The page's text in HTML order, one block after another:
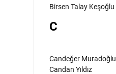
Birsen Talay Keşoğlu
C
Candeğer Muradoğlu
Candan Yıldız